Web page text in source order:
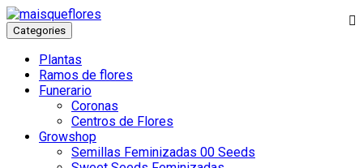
Categories
Plantas
Ramos de flores
Funerario
Coronas
Centros de Flores
Growshop
Semillas Feminizadas 00 Seeds